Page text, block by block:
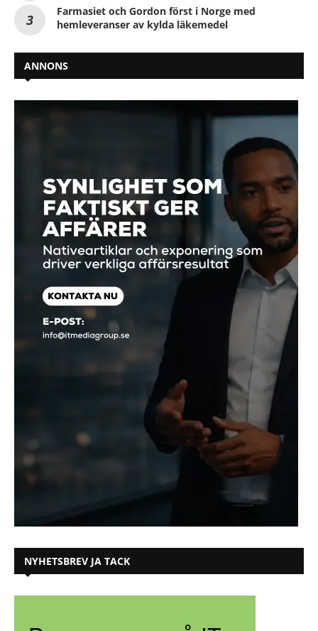
Farmasiet och Gordon först i Norge med
hemleveranser av kylda läkemedel
ANNONS
NYHETSBREV JA TACK